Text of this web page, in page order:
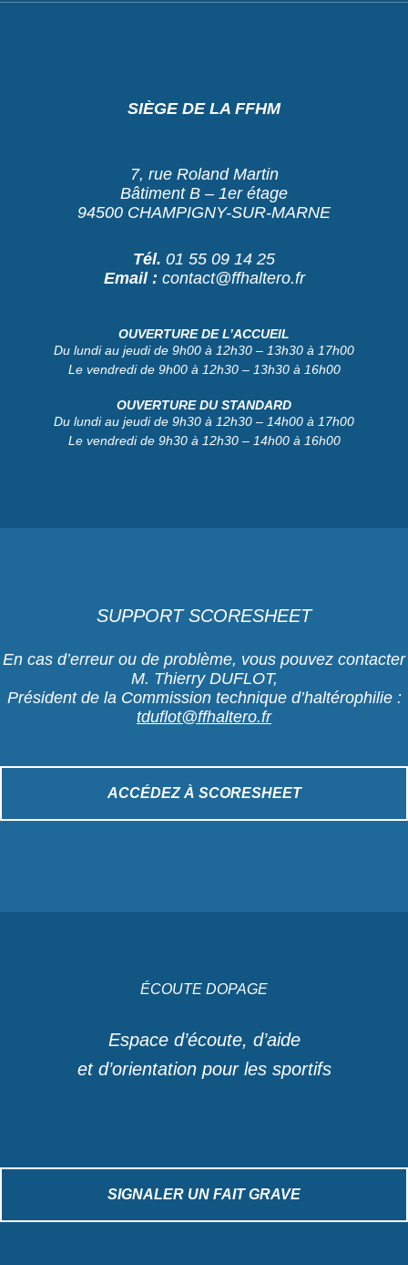
SIÈGE DE LA FFHM
7, rue Roland Martin
Bâtiment B – 1er étage
94500 CHAMPIGNY-SUR-MARNE
Tél. 01 55 09 14 25
Email : contact@ffhaltero.fr
OUVERTURE DE L’ACCUEIL
Du lundi au jeudi de 9h00 à 12h30 – 13h30 à 17h00
Le vendredi de 9h00 à 12h30 – 13h30 à 16h00
OUVERTURE DU STANDARD
Du lundi au jeudi de 9h30 à 12h30 – 14h00 à 17h00
Le vendredi de 9h30 à 12h30 – 14h00 à 16h00
SUPPORT SCORESHEET
En cas d’erreur ou de problème, vous pouvez contacter
M. Thierry DUFLOT,
Président de la Commission technique d’haltérophilie :
tduflot@ffhaltero.fr
ACCÉDEZ À SCORESHEET
ÉCOUTE DOPAGE
Espace d’écoute, d’aide
et d’orientation pour les sportifs
SIGNALER UN FAIT GRAVE